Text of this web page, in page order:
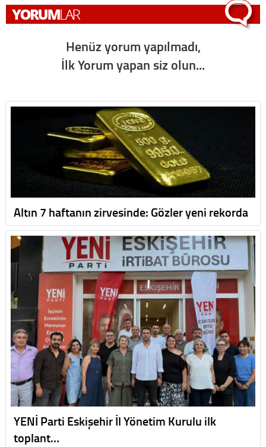
Henüz yorum yapılmadı,
İlk Yorum yapan siz olun...
Altın 7 haftanın zirvesinde: Gözler yeni rekorda
YENİ Parti Eskişehir İl Yönetim Kurulu ilk
toplant…